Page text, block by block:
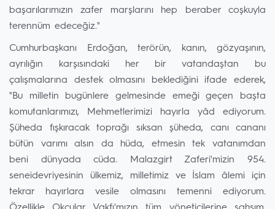
başarılarımızın zafer marşlarını hep beraber coşkuyla
terennüm edeceğiz."
Cumhurbaşkanı Erdoğan, terörün, kanın, gözyaşının,
ayrılığın karşısındaki her bir vatandaştan bu
çalışmalarına destek olmasını beklediğini ifade ederek,
"Bu milletin bugünlere gelmesinde emeği geçen başta
komutanlarımızı, Mehmetlerimizi hayırla yâd ediyorum.
Şüheda fışkıracak toprağı sıksan şüheda, canı cananı
bütün varımı alsın da hüda, etmesin tek vatanımdan
beni dünyada cüda. Malazgirt Zaferi'mizin 954.
seneidevriyesinin ülkemiz, milletimiz ve İslam âlemi için
tekrar hayırlara vesile olmasını temenni ediyorum.